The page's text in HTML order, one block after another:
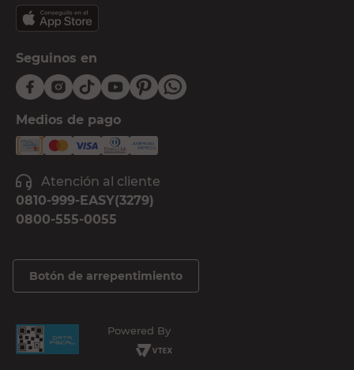
Seguinos en
Medios de pago
Atención al cliente
0810-999-EASY(3279)
0800-555-0055
Botón de arrepentimiento
Powered By